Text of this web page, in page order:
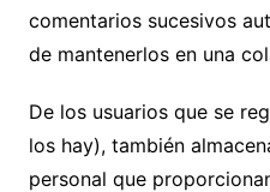
comentarios sucesivos
de mantenerlos en una
De los usuarios que se
los hay), también
personal que